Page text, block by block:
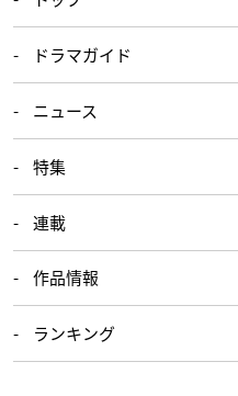
ドラマガイド
ニュース
特集
連載
作品情報
ランキング